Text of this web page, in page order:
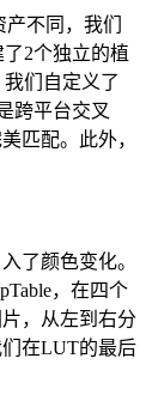
不同，我们
2个独立的植
们自定义了
跨平台交叉
匹配。此外，
了颜色变化。
，在四个
，从左到右分
在LUT的最后